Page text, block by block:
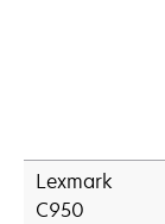
Lexmark
C950